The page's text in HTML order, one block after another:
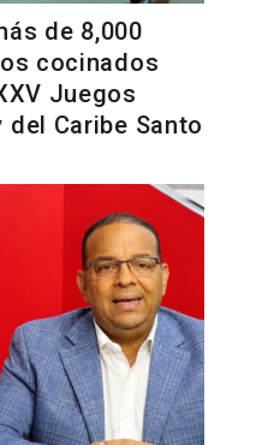
de 8,000
cocinados
Juegos
Caribe Santo